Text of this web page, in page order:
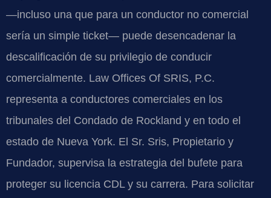
—incluso una que para un conductor no comercial
sería un simple ticket— puede desencadenar la
descalificación de su privilegio de conducir
comercialmente. Law Offices Of SRIS, P.C.
representa a conductores comerciales en los
tribunales del Condado de Rockland y en todo el
estado de Nueva York. El Sr. Sris, Propietario y
Fundador, supervisa la estrategia del bufete para
proteger su licencia CDL y su carrera. Para solicitar